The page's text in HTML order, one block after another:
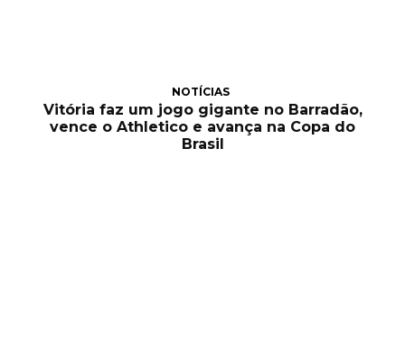
NOTÍCIAS
Vitória faz um jogo gigante no Barradão,
vence o Athletico e avança na Copa do
Brasil